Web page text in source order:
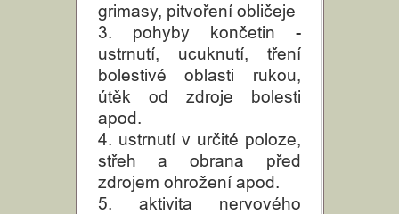
grimasy, pitvoření obličeje
3. pohyby končetin -
ustrnutí, ucuknutí, tření
bolestivé oblasti rukou,
útěk od zdroje bolesti
apod.
4. ustrnutí v určité poloze,
střeh a obrana před
zdrojem ohrožení apod.
5. aktivita nervového